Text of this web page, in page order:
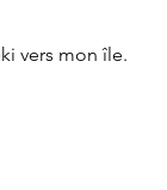
vers mon île.